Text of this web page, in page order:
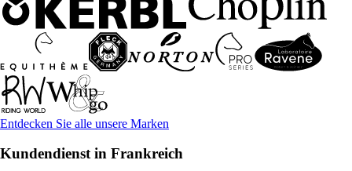
Entdecken Sie alle unsere Marken
Kundendienst in Frankreich